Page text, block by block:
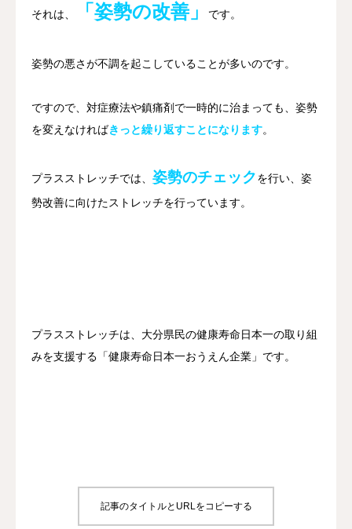
それは、 「姿勢の改善」 です。
姿勢の悪さが不調を起こしていることが多いのです。
ですので、対症療法や鎮痛剤で一時的に治まっても、姿勢
を変えなければきっと繰り返すことになります。
プラスストレッチでは、 姿勢のチェックを行い、姿
勢改善に向けたストレッチを行っています。
プラスストレッチは、大分県民の健康寿命日本一の取り組
みを支援する「健康寿命日本一おうえん企業」です。
記事のタイトルとURLをコピーする